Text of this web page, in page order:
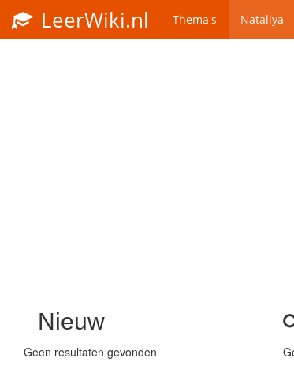
LeerWiki.nl Thema's Nataliya
Nieuw
Geen resultaten gevonden